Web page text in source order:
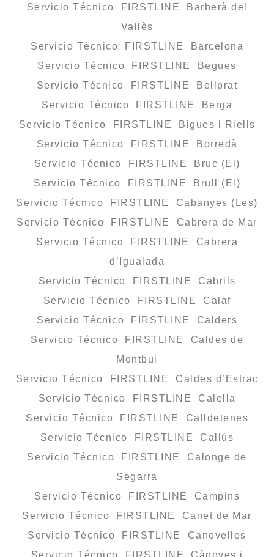
Servicio Técnico FIRSTLINE Barberà del
Vallès
Servicio Técnico FIRSTLINE Barcelona
Servicio Técnico FIRSTLINE Begues
Servicio Técnico FIRSTLINE Bellprat
Servicio Técnico FIRSTLINE Berga
Servicio Técnico FIRSTLINE Bigues i Riells
Servicio Técnico FIRSTLINE Borredà
Servicio Técnico FIRSTLINE Bruc (El)
Servicio Técnico FIRSTLINE Brull (El)
Servicio Técnico FIRSTLINE Cabanyes (Les)
Servicio Técnico FIRSTLINE Cabrera de Mar
Servicio Técnico FIRSTLINE Cabrera
d’Igualada
Servicio Técnico FIRSTLINE Cabrils
Servicio Técnico FIRSTLINE Calaf
Servicio Técnico FIRSTLINE Calders
Servicio Técnico FIRSTLINE Caldes de
Montbui
Servicio Técnico FIRSTLINE Caldes d’Estrac
Servicio Técnico FIRSTLINE Calella
Servicio Técnico FIRSTLINE Calldetenes
Servicio Técnico FIRSTLINE Callús
Servicio Técnico FIRSTLINE Calonge de
Segarra
Servicio Técnico FIRSTLINE Campins
Servicio Técnico FIRSTLINE Canet de Mar
Servicio Técnico FIRSTLINE Canovelles
Servicio Técnico FIRSTLINE Cànoves i